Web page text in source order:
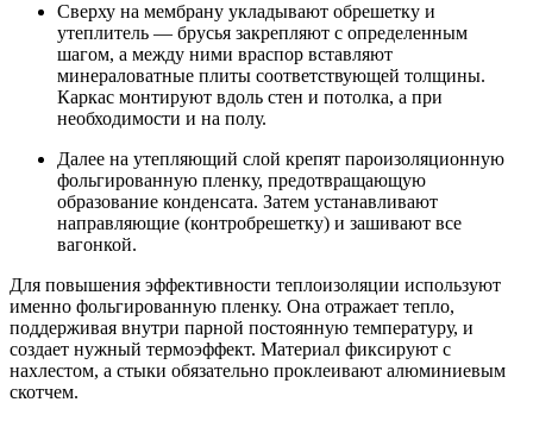
Сверху на мембрану укладывают обрешетку и
утеплитель — брусья закрепляют с определенным
шагом, а между ними враспор вставляют
минераловатные плиты соответствующей толщины.
Каркас монтируют вдоль стен и потолка, а при
необходимости и на полу.
Далее на утепляющий слой крепят пароизоляционную
фольгированную пленку, предотвращающую
образование конденсата. Затем устанавливают
направляющие (контробрешетку) и зашивают все
вагонкой.
Для повышения эффективности теплоизоляции используют
именно фольгированную пленку. Она отражает тепло,
поддерживая внутри парной постоянную температуру, и
создает нужный термоэффект. Материал фиксируют с
нахлестом, а стыки обязательно проклеивают алюминиевым
скотчем.